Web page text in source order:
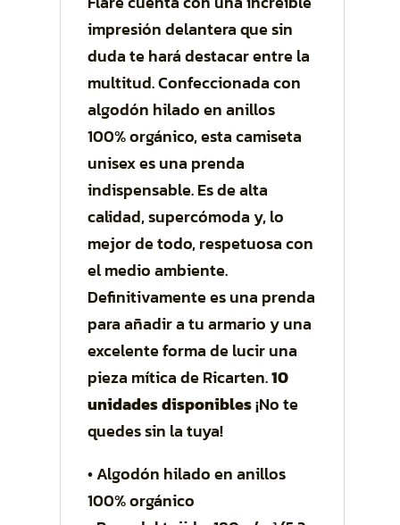
impresión delantera que sin
duda te hará destacar entre la
multitud. Confeccionada con
algodón hilado en anillos
100% orgánico, esta camiseta
unisex es una prenda
indispensable. Es de alta
calidad, supercómoda y, lo
mejor de todo, respetuosa con
el medio ambiente.
Definitivamente es una prenda
para añadir a tu armario y una
excelente forma de lucir una
pieza mítica de Ricarten.10
unidades disponibles¡No te
quedes sin la tuya!
• Algodón hilado en anillos
100% orgánico